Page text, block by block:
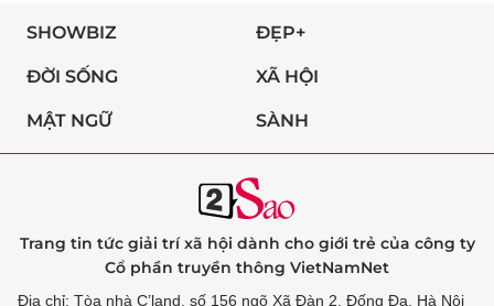
SHOWBIZ ĐẸP+
ĐỜI SỐNG XÃ HỘI
MẬT NGỮ SÀNH
Trang tin tức giải trí xã hội dành cho giới trẻ của công ty
Cổ phần truyền thông VietNamNet
Địa chỉ: Tòa nhà C’land, số 156 ngõ Xã Đàn 2, Đống Đa, Hà Nội